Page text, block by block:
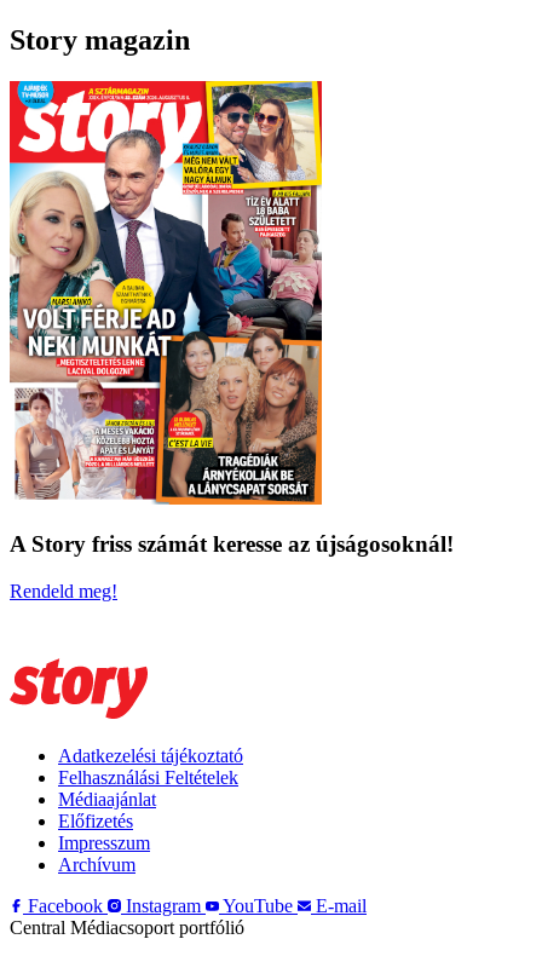
Story magazin
A Story friss számát keresse az újságosoknál!
Rendeld meg!
Adatkezelési tájékoztató
Felhasználási Feltételek
Médiaajánlat
Előfizetés
Impresszum
Archívum
Facebook
Instagram YouTube
E-mail
Central Médiacsoport portfólió